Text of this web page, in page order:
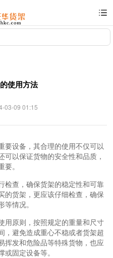
使用方法
03-09 01:15
要设备，其合理的使用不仅可以
以保证货物的安全性和品质，
。
检查，确保货架的稳定性和可靠
的货架，更应该仔细检查，确保
情况。
用原则，按照规定的重量和尺寸
，避免造成重心不稳或者货架超
挥发和危险品等特殊货物，也应
固定设备等。